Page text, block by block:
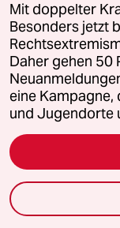
taz lab Infobrief
Demnächst
Vor Ort
Mit doppelter
Besonders jetzt
Daher gehen 50
eine Kampagne,
und Jugendorte